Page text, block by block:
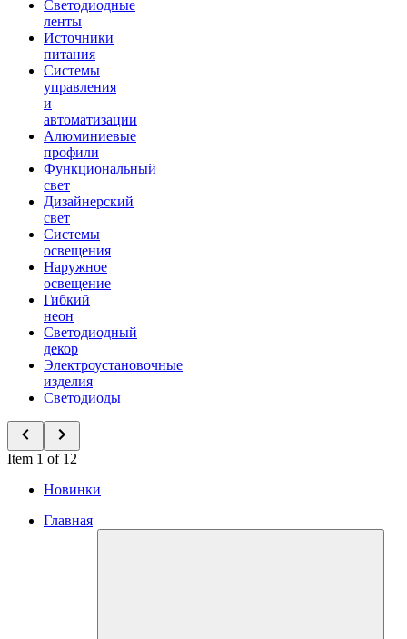
Светодиодные
ленты
Источники
питания
Системы
управления
и
автоматизации
Алюминиевые
профили
Функциональный
свет
Дизайнерский
свет
Системы
освещения
Наружное
освещение
Гибкий
неон
Светодиодный
декор
Электроустановочные
изделия
Светодиоды
Item 1 of 12
Новинки
Главная